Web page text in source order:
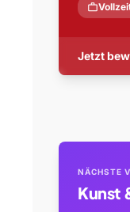
work
Jetzt
NÄCHSTE
Kunst